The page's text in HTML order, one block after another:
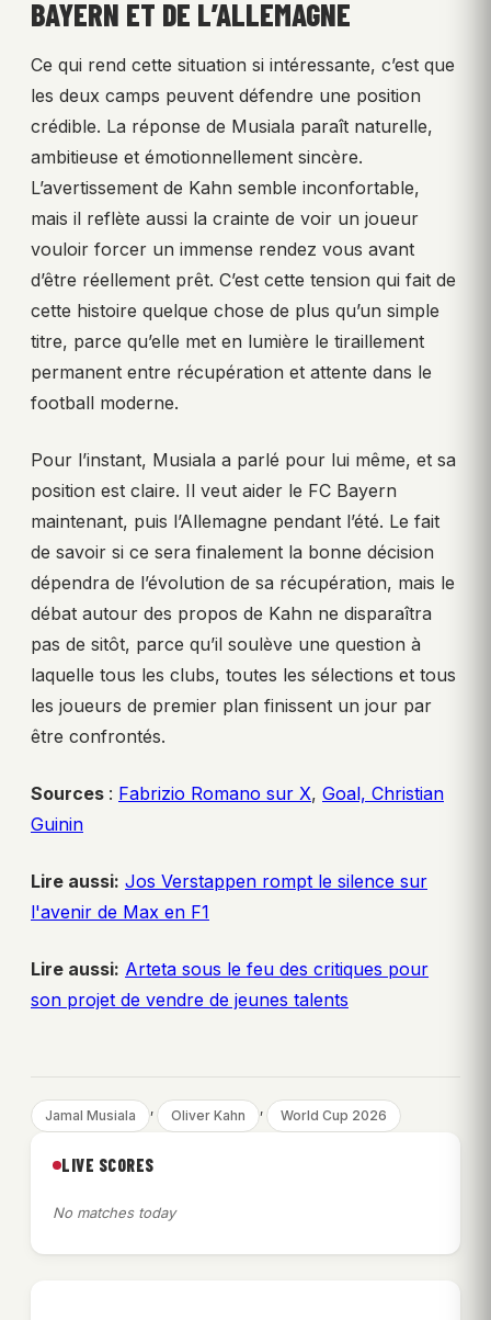
BAYERN ET DE L’ALLEMAGNE
Ce qui rend cette situation si intéressante, c’est que
les deux camps peuvent défendre une position
crédible. La réponse de Musiala paraît naturelle,
ambitieuse et émotionnellement sincère.
L’avertissement de Kahn semble inconfortable,
mais il reflète aussi la crainte de voir un joueur
vouloir forcer un immense rendez vous avant
d’être réellement prêt. C’est cette tension qui fait de
cette histoire quelque chose de plus qu’un simple
titre, parce qu’elle met en lumière le tiraillement
permanent entre récupération et attente dans le
football moderne.
Pour l’instant, Musiala a parlé pour lui même, et sa
position est claire. Il veut aider le FC Bayern
maintenant, puis l’Allemagne pendant l’été. Le fait
de savoir si ce sera finalement la bonne décision
dépendra de l’évolution de sa récupération, mais le
débat autour des propos de Kahn ne disparaîtra
pas de sitôt, parce qu’il soulève une question à
laquelle tous les clubs, toutes les sélections et tous
les joueurs de premier plan finissent un jour par
être confrontés.
Sources : Fabrizio Romano sur X, Goal, Christian
Guinin
Lire aussi: Jos Verstappen rompt le silence sur
l'avenir de Max en F1
Lire aussi: Arteta sous le feu des critiques pour
son projet de vendre de jeunes talents
Jamal Musiala , Oliver Kahn , World Cup 2026
LIVE SCORES
No matches today